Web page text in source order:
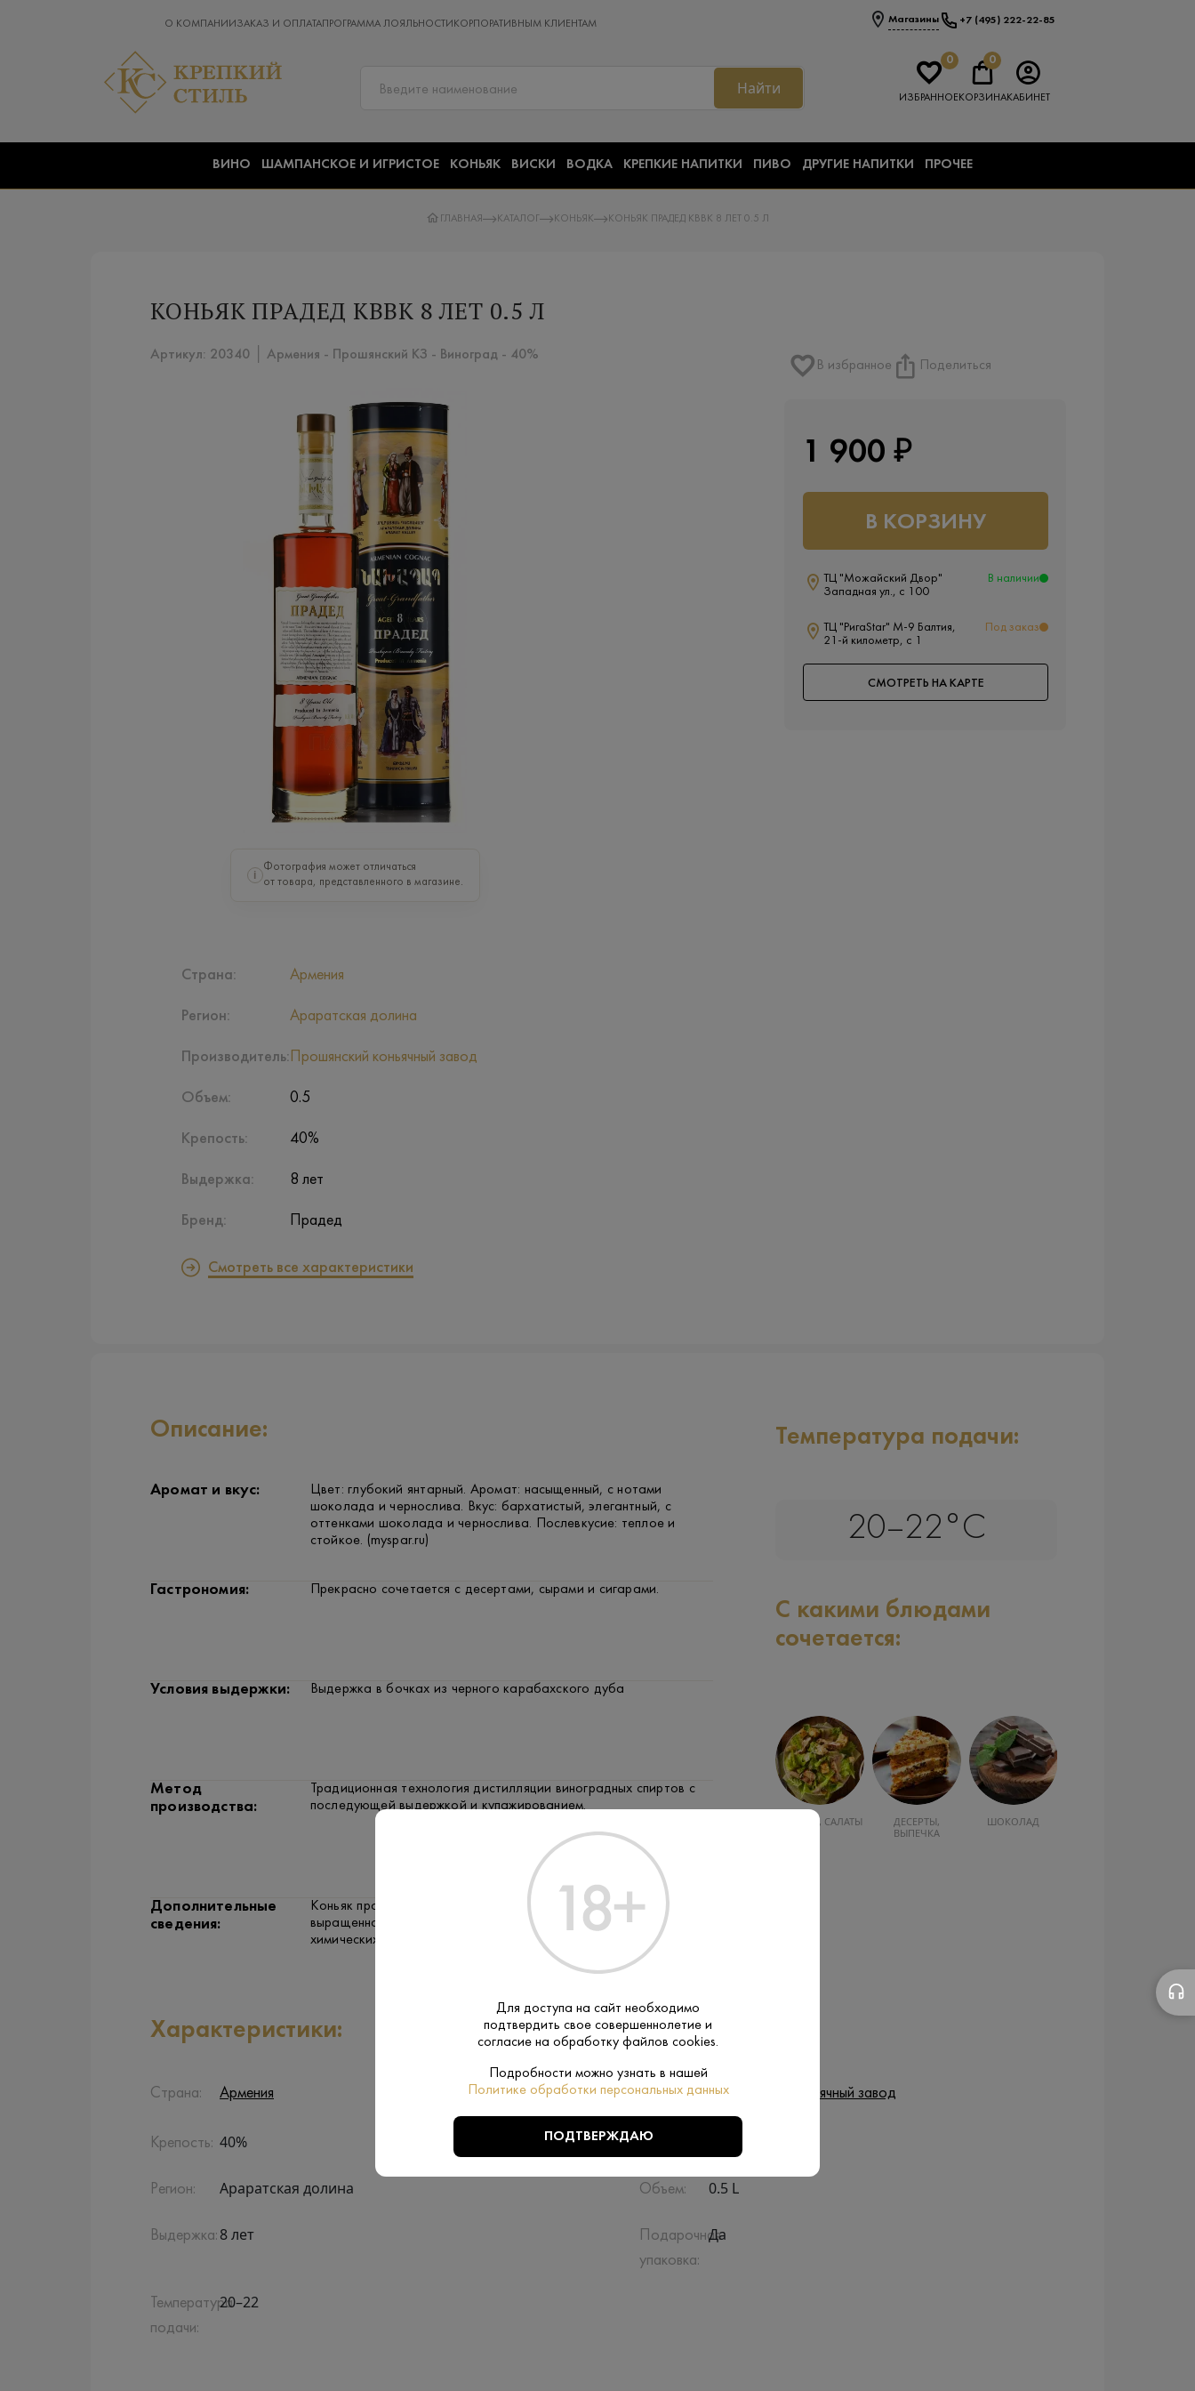
О КОМПАНИИ ЗАКАЗ И ОПЛАТАПРОГРАММА ЛОЯЛЬНОСТИ КОРПОРАТИВНЫМ КЛИЕНТАМ Магазины +7 (495) 222-22-85
Найти
0
ИЗБРАННОЕ
0
КОРЗИНАКАБИНЕТ
ВИНО ШАМПАНСКОЕ И ИГРИСТОЕ КОНЬЯК ВИСКИ ВОДКА КРЕПКИЕ НАПИТКИ ПИВО ДРУГИЕ НАПИТКИ ПРОЧЕЕ
ГЛАВНАЯ КАТАЛОГ КОНЬЯК КОНЬЯК ПРАДЕД КВВК 8 ЛЕТ 0.5 Л
КОНЬЯК ПРАДЕД КВВК 8 ЛЕТ 0.5 Л
Артикул: 20340 │ Армения - Прошянский КЗ - Виноград - 40%
i
Фотография может отличаться
от товара, представленного в магазине.
Страна:
Регион:
Производитель:
Объем:
Крепость:
Выдержка:
Бренд:
Армения
Араратская долина
Прошянский коньячный завод
0.5
40%
8 лет
Прадед
Смотреть все характеристики
В избранное Поделиться
1 900 ₽
В КОРЗИНУ
ТЦ "Можайский Двор"
Западная ул., с 100
В наличии
ТЦ "РигаStar" М-9 Балтия,
21-й километр, с 1
Под заказ
СМОТРЕТЬ НА КАРТЕ
Описание:
Аромат и вкус:
Цвет: глубокий янтарный. Аромат: насыщенный, с нотами
шоколада и чернослива. Вкус: бархатистый, элегантный, с
оттенками шоколада и чернослива. Послевкусие: теплое и
стойкое. (myspar.ru)
Гастрономия: Прекрасно сочетается с десертами, сырами и сигарами.
Условия выдержки: Выдержка в бочках из черного карабахского дуба
Метод
производства:
Традиционная технология дистилляции виноградных спиртов с
последующей выдержкой и купажированием.
Дополнительные
сведения:
Коньяк произведен из винограда сорта Меграбуйр,
выращенного на собственных плантациях без использования
химических удобрений и пестицидов. (krymwine.ru)
Температура подачи:
20–22°C
С какими блюдами
сочетается:
ЗАКУСКА, САЛАТЫ
ДЕСЕРТЫ,
ВЫПЕЧКА
ШОКОЛАД
Характеристики:
Страна: Армения Производитель:Прошянский коньячный завод
Крепость: 40% Бренд:
Регион: Араратская долина Объем: 0.5 L
Выдержка: 8 лет
Подарочная
упаковка:
Да
Температура
подачи:
20–22
Для доступа на сайт необходимо
подтвердить свое совершеннолетие и
согласие на обработку файлов cookies.
Подробности можно узнать в нашей
Политике обработки персональных данных
ПОДТВЕРЖДАЮ